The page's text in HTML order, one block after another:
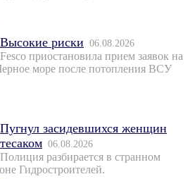
Высокие риски 06.08.2026
Fesco приостановила прием заявок на
море после потопления ВСУ
Пугнул засидевшихся женщин
тесаком 06.08.2026
Полиция разбирается в странном
Гидростроителей.